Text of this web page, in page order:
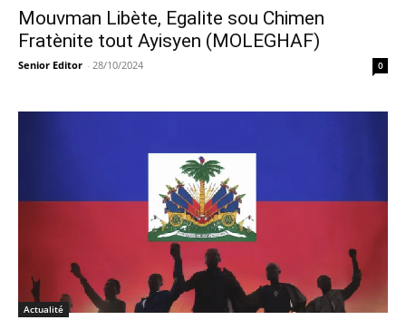
Mouvman Libète, Egalite sou Chimen
Fratènite tout Ayisyen (MOLEGHAF)
Senior Editor - 28/10/2024 0
Actualité